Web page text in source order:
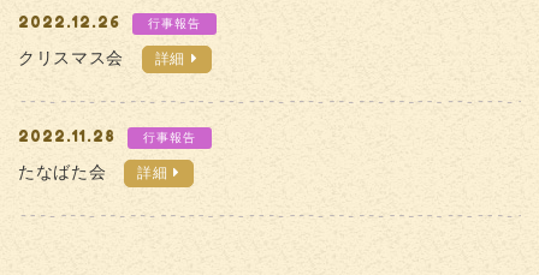
2022.12.26 行事報告
クリスマス会 詳細
2022.11.28 行事報告
たなばた会 詳細